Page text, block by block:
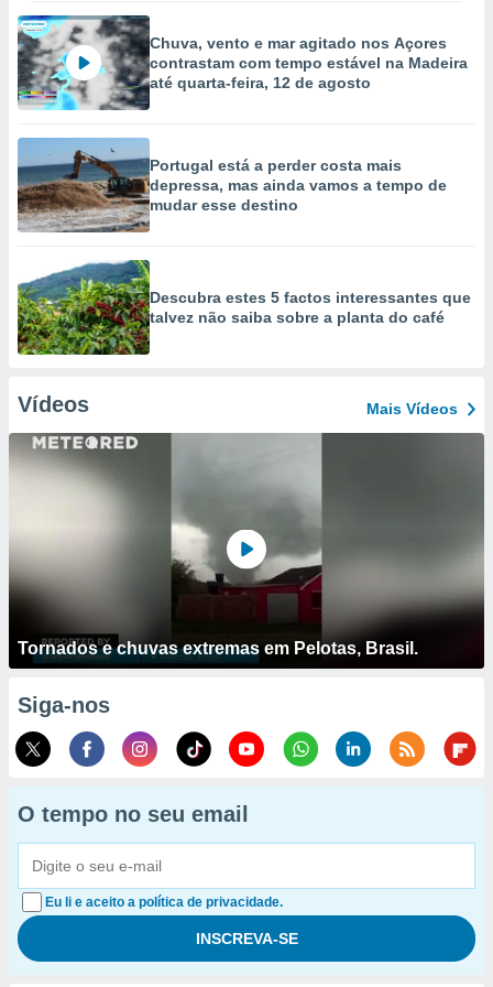
Chuva, vento e mar agitado nos Açores
contrastam com tempo estável na Madeira
até quarta-feira, 12 de agosto
Portugal está a perder costa mais
depressa, mas ainda vamos a tempo de
mudar esse destino
Descubra estes 5 factos interessantes que
talvez não saiba sobre a planta do café
Vídeos Mais Vídeos
Tornados e chuvas extremas em Pelotas, Brasil.
Siga-nos
O tempo no seu email
Eu li e aceito a política de privacidade.